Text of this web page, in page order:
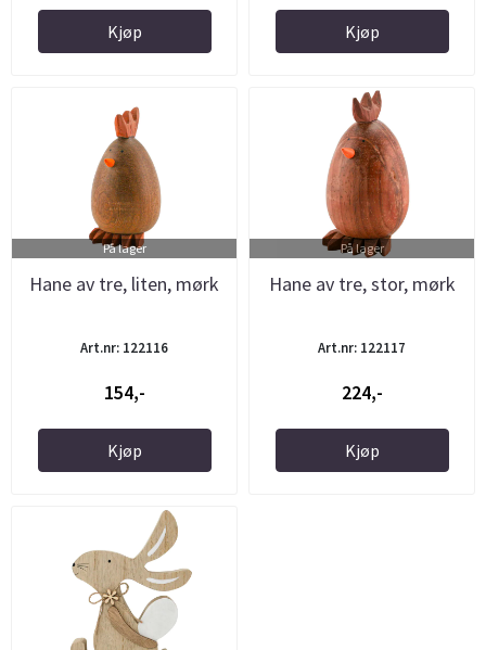
Kjøp Kjøp
På lager
Hane av tre, liten, mørk
Art.nr: 122116
154,-
Kjøp
På lager
Hane av tre, stor, mørk
Art.nr: 122117
224,-
Kjøp